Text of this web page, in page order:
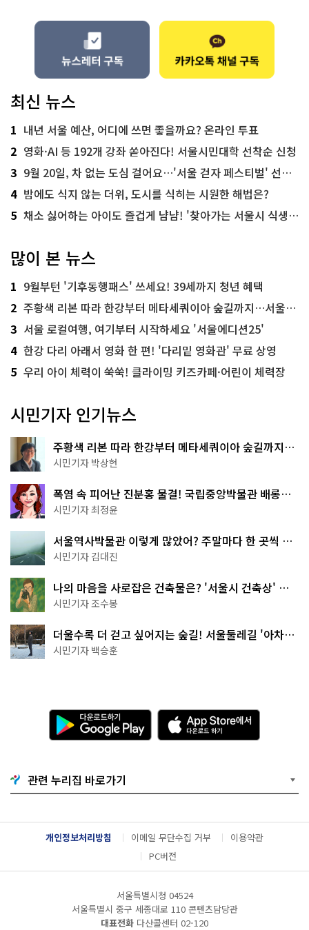
최신 뉴스
1 내년 서울 예산, 어디에 쓰면 좋을까요? 온라인 투표
2 영화·AI 등 192개 강좌 쏟아진다! 서울시민대학 선착순 신청
3 9월 20일, 차 없는 도심 걸어요…'서울 걷자 페스티벌' 선착순 5천명
4 밤에도 식지 않는 더위, 도시를 식히는 시원한 해법은?
5 채소 싫어하는 아이도 즐겁게 냠냠! '찾아가는 서울시 식생활 교육' 현장
많이 본 뉴스
1 9월부턴 '기후동행패스' 쓰세요! 39세까지 청년 혜택
2 주황색 리본 따라 한강부터 메타세쿼이아 숲길까지…서울둘레길 15코스
3 서울 로컬여행, 여기부터 시작하세요 '서울에디션25'
4 한강 다리 아래서 영화 한 편! '다리밑 영화관' 무료 상영
5 우리 아이 체력이 쑥쑥! 클라이밍 키즈카페·어린이 체력장
시민기자 인기뉴스
주황색 리본 따라 한강부터 메타세쿼이아 숲길까지…
서울둘레길 15코스
시민기자 박상현
폭염 속 피어난 진분홍 물결! 국립중앙박물관 배롱나
무 명소
시민기자 최정윤
서울역사박물관 이렇게 많았어? 주말마다 한 곳씩 떠
나는 역사 산책
시민기자 김대진
나의 마음을 사로잡은 건축물은? '서울시 건축상' 수
상작 공개!
시민기자 조수봉
더울수록 더 걷고 싶어지는 숲길! 서울둘레길 '아차산
코스'
시민기자 백승훈
다
운
로
기
G
o
g
l
e
l
A
p
p
e
서
다
운
드
관련 누리집 바로가기
개인정보처리방침 이메일 무단수집 거부
이용약관
PC버전
서울특별시청 04524
서울특별시 중구 세종대로 110 콘텐츠담당관
대표전화 다산콜센터 02-120